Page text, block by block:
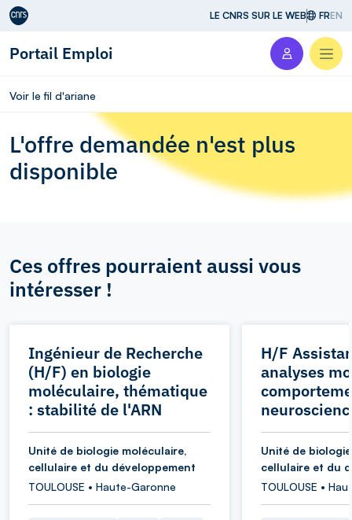
Aller au contenu LE CNRS SUR LE WEB FREN
Portail Emploi
Voir le fil d'ariane
L'offre demandée n'est plus
disponible
Ces offres pourraient aussi vous
intéresser !
Ingénieur de Recherche
(H/F) en biologie
moléculaire, thématique
: stabilité de l'ARN
Unité de biologie moléculaire,
cellulaire et du développement
TOULOUSE • Haute-Garonne
H/F
analyses
Unité de
cellulaire et du
TOULOUSE •